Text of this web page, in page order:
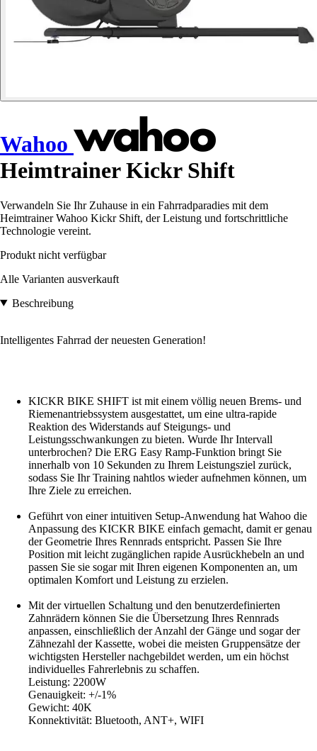
Wahoo
Heimtrainer Kickr Shift
Verwandeln Sie Ihr Zuhause in ein Fahrradparadies mit dem
Heimtrainer Wahoo Kickr Shift, der Leistung und fortschrittliche
Technologie vereint.
Produkt nicht verfügbar
Alle Varianten ausverkauft
Beschreibung
Intelligentes Fahrrad der neuesten Generation!
KICKR BIKE SHIFT ist mit einem völlig neuen Brems- und
Riemenantriebssystem ausgestattet, um eine ultra-rapide
Reaktion des Widerstands auf Steigungs- und
Leistungsschwankungen zu bieten. Wurde Ihr Intervall
unterbrochen? Die ERG Easy Ramp-Funktion bringt Sie
innerhalb von 10 Sekunden zu Ihrem Leistungsziel zurück,
sodass Sie Ihr Training nahtlos wieder aufnehmen können, um
Ihre Ziele zu erreichen.
Geführt von einer intuitiven Setup-Anwendung hat Wahoo die
Anpassung des KICKR BIKE einfach gemacht, damit er genau
der Geometrie Ihres Rennrads entspricht. Passen Sie Ihre
Position mit leicht zugänglichen rapide Ausrückhebeln an und
passen Sie sie sogar mit Ihren eigenen Komponenten an, um
optimalen Komfort und Leistung zu erzielen.
Mit der virtuellen Schaltung und den benutzerdefinierten
Zahnrädern können Sie die Übersetzung Ihres Rennrads
anpassen, einschließlich der Anzahl der Gänge und sogar der
Zähnezahl der Kassette, wobei die meisten Gruppensätze der
wichtigsten Hersteller nachgebildet werden, um ein höchst
individuelles Fahrerlebnis zu schaffen.
Leistung: 2200W
Genauigkeit: +/-1%
Gewicht: 40K
Konnektivität: Bluetooth, ANT+, WIFI